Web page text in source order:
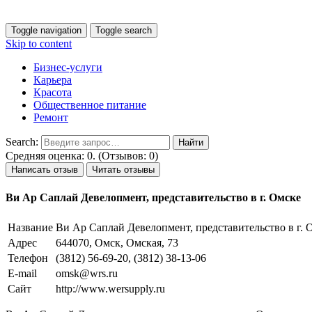
Toggle navigation Toggle search
Skip to content
Бизнес-услуги
Карьера
Красота
Общественное питание
Ремонт
Search:
Средняя оценка: 0. (Отзывов: 0)
Написать отзыв Читать отзывы
Ви Ар Саплай Девелопмент, представительство в г. Омске
Название Ви Ар Саплай Девелопмент, представительство в г.
Адрес
644070, Омск, Омская, 73
Телефон
(3812) 56-69-20, (3812) 38-13-06
E-mail
omsk@wrs.ru
Сайт
http://www.wersupply.ru